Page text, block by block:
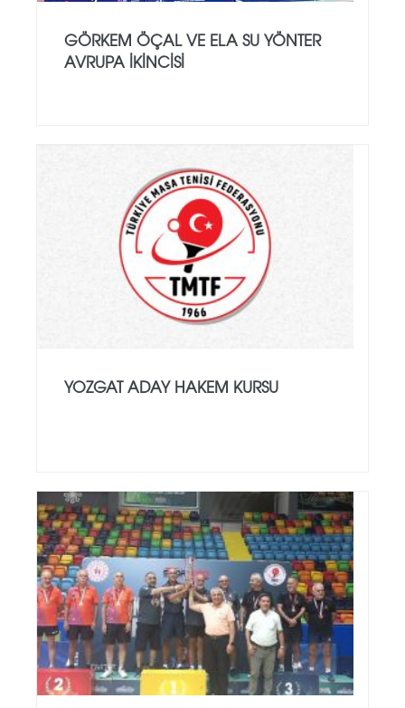
GÖRKEM ÖÇAL VE ELA SU YÖNTER
AVRUPA İKINCISI
YOZGAT ADAY HAKEM KURSU